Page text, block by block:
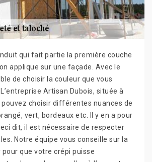
qui fait partie la première couche
applique sur une façade. Avec le
de choisir la couleur que vous
Artisan Dubois, située à
pouvez choisir différentes nuances de
vert, bordeaux etc. Il y en a pour
dit, il est nécessaire de respecter
Notre équipe vous conseille sur la
que votre crépi puisse